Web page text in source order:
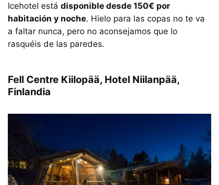
Icehotel está disponible desde 150€ por
habitación y noche. Hielo para las copas no te va
a faltar nunca, pero no aconsejamos que lo
rasquéis de las paredes.
Fell Centre Kiilopää, Hotel Niilanpää,
Finlandia